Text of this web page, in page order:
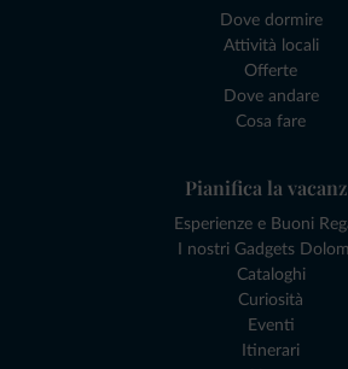
Dove dormire
Attività locali
Offerte
Dove andare
Cosa fare
Pianifica la
Esperienze e Buoni
I nostri Gadgets
Cataloghi
Curiosità
Eventi
Itinerari